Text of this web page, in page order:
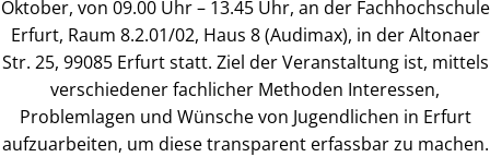
Oktober, von 09.00 Uhr – 13.45 Uhr, an der Fachhochschule
Erfurt, Raum 8.2.01/02, Haus 8 (Audimax), in der Altonaer
Str. 25, 99085 Erfurt statt. Ziel der Veranstaltung ist, mittels
verschiedener fachlicher Methoden Interessen,
Problemlagen und Wünsche von Jugendlichen in Erfurt
aufzuarbeiten, um diese transparent erfassbar zu machen.